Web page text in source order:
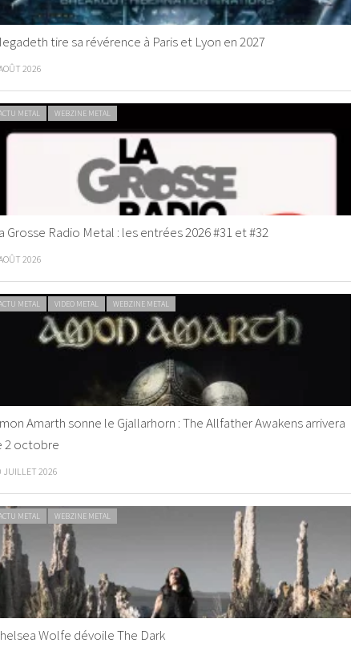
tire sa révérence à Paris et Lyon en 2027
2026
METAL WEBZINE METAL
Grosse Radio Metal : les entrées 2026 #31 et #32
2026
METAL VIDEO METAL WEBZINE METAL
Amarth sonne le Gjallarhorn : The Allfather Awakens arrivera
2 octobre
JUILLET 2026
METAL WEBZINE METAL
Wolfe dévoile The Dark